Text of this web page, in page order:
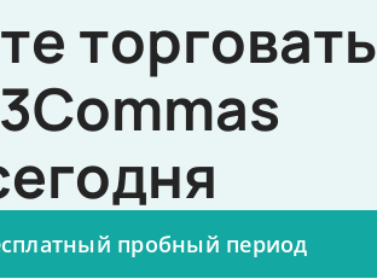
торговать
пробный период